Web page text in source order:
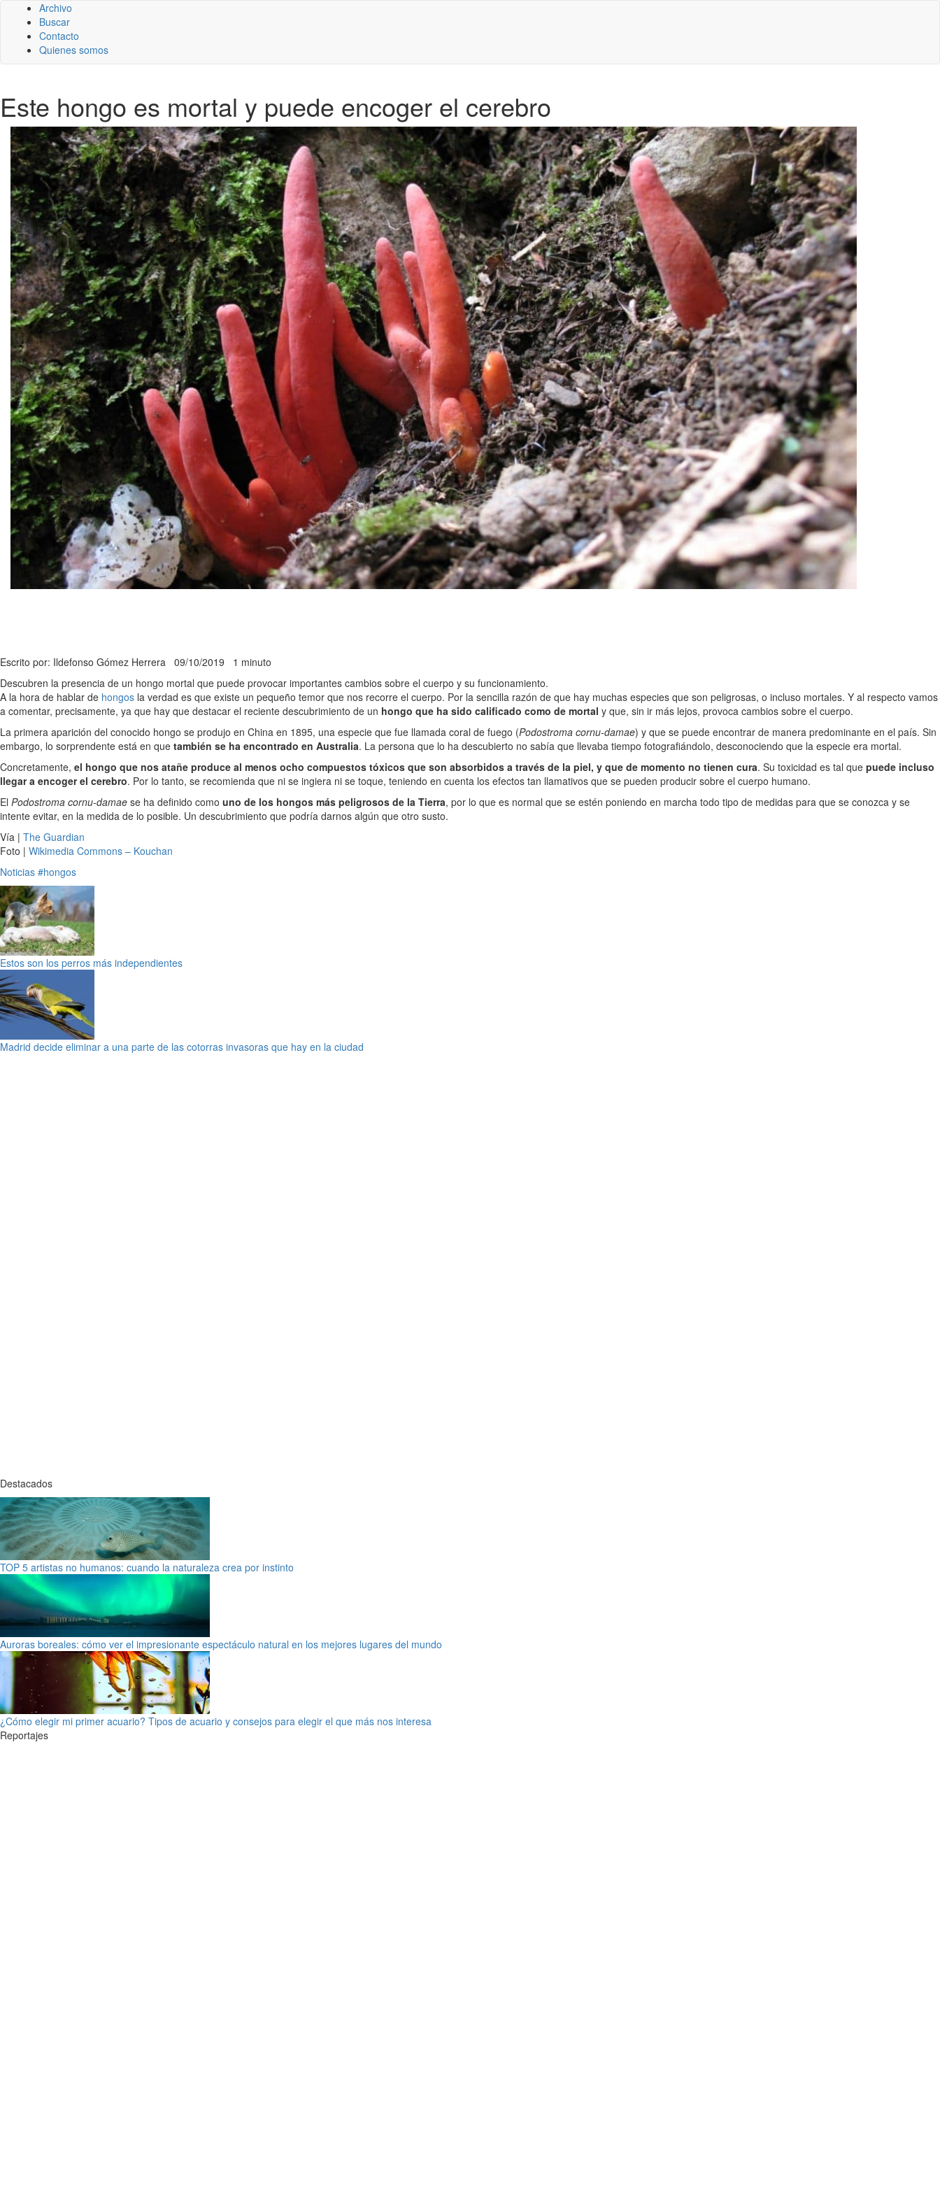
Archivo
Buscar
Contacto
Quienes somos
Este hongo es mortal y puede encoger el cerebro
Escrito por: Ildefonso Gómez Herrera 09/10/2019 1 minuto
Descubren la presencia de un hongo mortal que puede provocar importantes cambios sobre el cuerpo y su funcionamiento.
A la hora de hablar de hongos la verdad es que existe un pequeño temor que nos recorre el cuerpo. Por la sencilla razón de que hay muchas especies que son peligrosas, o incluso mortales. Y al respecto vamos
a comentar, precisamente, ya que hay que destacar el reciente descubrimiento de un hongo que ha sido calificado como de mortal y que, sin ir más lejos, provoca cambios sobre el cuerpo.
La primera aparición del conocido hongo se produjo en China en 1895, una especie que fue llamada coral de fuego (Podostroma cornu-damae) y que se puede encontrar de manera predominante en el país. Sin
embargo, lo sorprendente está en que también se ha encontrado en Australia. La persona que lo ha descubierto no sabía que llevaba tiempo fotografiándolo, desconociendo que la especie era mortal.
Concretamente, el hongo que nos atañe produce al menos ocho compuestos tóxicos que son absorbidos a través de la piel, y que de momento no tienen cura. Su toxicidad es tal que puede incluso
llegar a encoger el cerebro. Por lo tanto, se recomienda que ni se ingiera ni se toque, teniendo en cuenta los efectos tan llamativos que se pueden producir sobre el cuerpo humano.
El Podostroma cornu-damae se ha definido como uno de los hongos más peligrosos de la Tierra, por lo que es normal que se estén poniendo en marcha todo tipo de medidas para que se conozca y se
intente evitar, en la medida de lo posible. Un descubrimiento que podría darnos algún que otro susto.
Vía | The Guardian
Foto | Wikimedia Commons – Kouchan
Noticias #hongos
Estos son los perros más independientes
Madrid decide eliminar a una parte de las cotorras invasoras que hay en la ciudad
Destacados
TOP 5 artistas no humanos: cuando la naturaleza crea por instinto
Auroras boreales: cómo ver el impresionante espectáculo natural en los mejores lugares del mundo
¿Cómo elegir mi primer acuario? Tipos de acuario y consejos para elegir el que más nos interesa
Reportajes